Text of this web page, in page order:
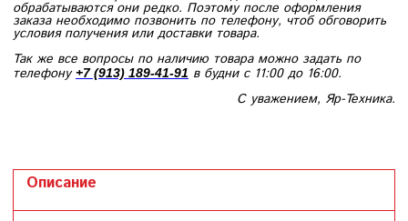
обрабатываются они редко. Поэтому после оформления
заказа необходимо позвонить по телефону, чтоб обговорить
условия получения или доставки товара.
Так же все вопросы по наличию товара можно задать по
телефону+7 (913) 189-41-91 в будни с 11:00 до 16:00.
С уважением, Яр-Техника.
Описание